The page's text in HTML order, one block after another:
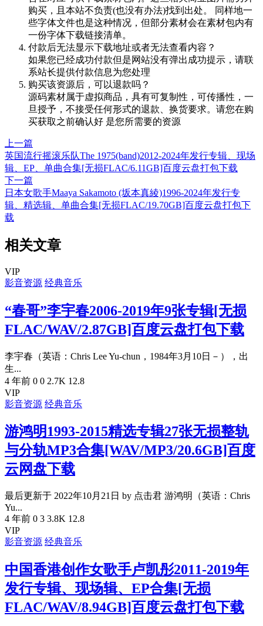
购买，且本站不负责(也没有办法)找到出处。 同样地一
些字体文件也是这种情况，但部分素材会在素材包内有
一份字体下载链接清单。
付款后无法显示下载地址或者无法查看内容？
如果您已经成功付款但是网站没有弹出成功提示，请联
系站长提供付款信息为您处理
购买该资源后，可以退款吗？
源码素材属于虚拟商品，具有可复制性，可传播性，一
旦授予，不接受任何形式的退款、换货要求。请您在购
买获取之前确认好 是您所需要的资源
上一篇
英国流行摇滚乐队The 1975(band)2012-2024年发行专辑、现场
辑、EP、单曲合集[无损FLAC/6.11GB]百度云盘打包下载
下一篇
日本女歌手Maaya Sakamoto (坂本真綾)1996-2024年发行专
辑、精选辑、单曲合集[无损FLAC/19.70GB]百度云盘打包下
载
相关文章
VIP
影音资源 经典音乐
“春哥”李宇春2006-2019年9张专辑[无损
FLAC/WAV/2.87GB]百度云盘打包下载
李宇春（英语：Chris Lee Yu-chun，1984年3月10日－），出
生...
4 年前 0 0 2.7K 12.8
VIP
影音资源 经典音乐
游鸿明1993-2015精选专辑27张无损整轨
与分轨MP3合集[WAV/MP3/20.6GB]百度
云网盘下载
最后更新于 2022年10月21日 by 点击君 游鸿明（英语：Chris
Yu...
4 年前 0 3 3.8K 12.8
VIP
影音资源 经典音乐
中国香港创作女歌手卢凯彤2011-2019年
发行专辑、现场辑、EP合集[无损
FLAC/WAV/8.94GB]百度云盘打包下载